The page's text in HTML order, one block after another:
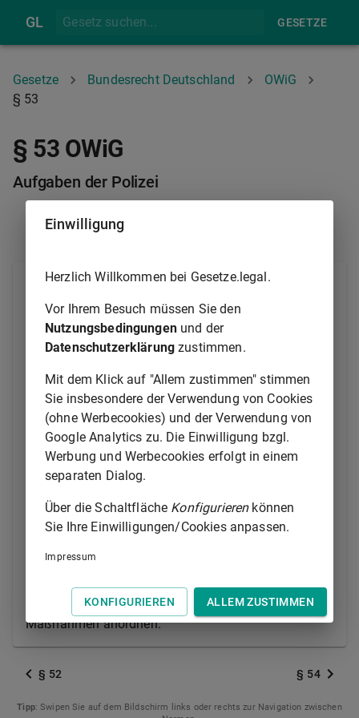
GL GESETZE
Gesetze Bundesrecht Deutschland
OWiG
§ 53
§ 53 OWiG
Aufgaben der Polizei
(1) Die Behörden und Beamten des Polizeidienstes
haben nach pflichtgemäßem Ermessen
Ordnungswidrigkeiten zu erforschen und dabei alle
unaufschiebbaren Anordnungen zu treffen, um die
der Erforschung von Ordnungswidrigkeiten, soweit
dieses Gesetz nichts anderes bestimmt, dieselben
Rechte und Pflichten wie bei der Verfolgung von
Straftaten. Ihre Akten übersenden sie unverzüglich
der Verwaltungsbehörde, in den Fällen des
Zusammenhangs ( § 42
(2) Die Beamten des Polizeidienstes, die zu
Ermittlungspersonen der Staatsanwaltschaft bestellt
können nach den für sie geltenden Vorschriften der
Strafprozeßordnung Beschlagnahmen,
Durchsuchungen, Untersuchungen und sonstige
Maßnahmen anordnen.
§ 52 § 54
Tipp: Swipen Sie auf dem Bildschirm links oder rechts zur Navigation zwischen
Einwilligung
Herzlich Willkommen bei Gesetze.legal.
Vor Ihrem Besuch müssen Sie den
Nutzungsbedingungenund der
Datenschutzerklärung zustimmen.
Mit dem Klick auf "Allem zustimmen" stimmen
Sie insbesondere der Verwendung von Cookies
(ohne Werbecookies) und der Verwendung von
Google Analytics zu. Die Einwilligung bzgl.
Werbung und Werbecookies erfolgt in einem
separaten Dialog.
Über die Schaltfläche Konfigurierenkönnen
Sie Ihre Einwilligungen/Cookies anpassen.
Impressum
KONFIGURIEREN ALLEM ZUSTIMMEN